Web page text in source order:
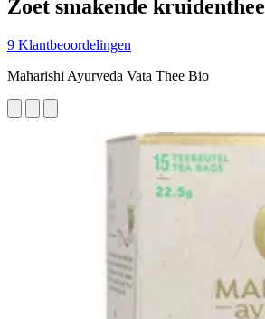
Zoet smakende kruidenthee
9 Klantbeoordelingen
Maharishi Ayurveda Vata Thee Bio